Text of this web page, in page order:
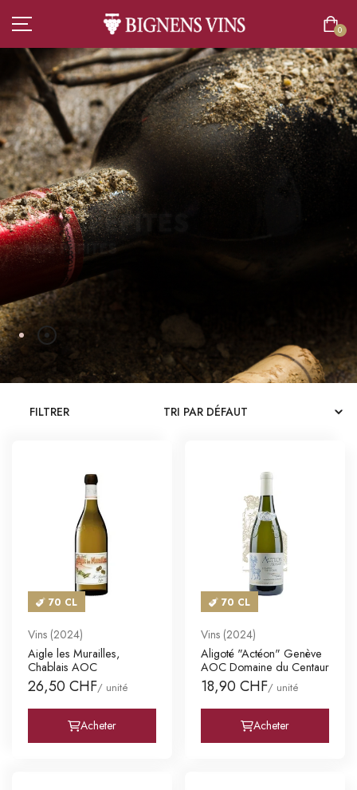
0
ACCUEIL
TOUT L’ASSORTIMENT
VINS
CHAMPAGNES
SPIRITUEUX
BIÈRES
BOISSONS SANS ALCOOL
CATALOGUES
MAGASINS
SE CONNECTER
NOS PÉPITES
NOS PÉPITES
CATALOGUE EN LIGNE
FILTRER
70 CL
Vins (2024)
Aigle les Murailles,
Chablais AOC
26,50 CHF/ unité
Acheter
70 CL
Vins (2024)
Aligoté "Actéon" Genève
AOC Domaine du Centaur
18,90 CHF/ unité
Acheter